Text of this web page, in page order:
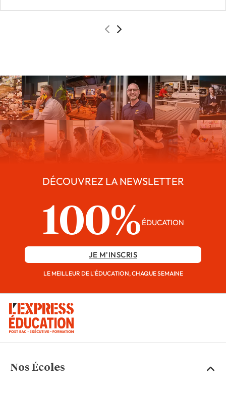
DÉCOUVREZ LA NEWSLETTER
100% ÉDUCATION
JE M'INSCRIS
LE MEILLEUR DE L'ÉDUCATION, CHAQUE SEMAINE
Nos Écoles